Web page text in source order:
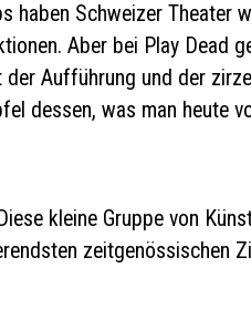
haben Schweizer Theater
Aber bei Play Dead
der Aufführung und der
dessen, was man heute
kleine Gruppe von
zeitgenössischen